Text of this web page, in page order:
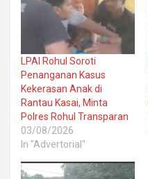
LPAI Rohul Soroti
Penanganan Kasus
Kekerasan Anak di
Rantau Kasai, Minta
Polres Rohul Transparan
03/08/2026
In "Advertorial"